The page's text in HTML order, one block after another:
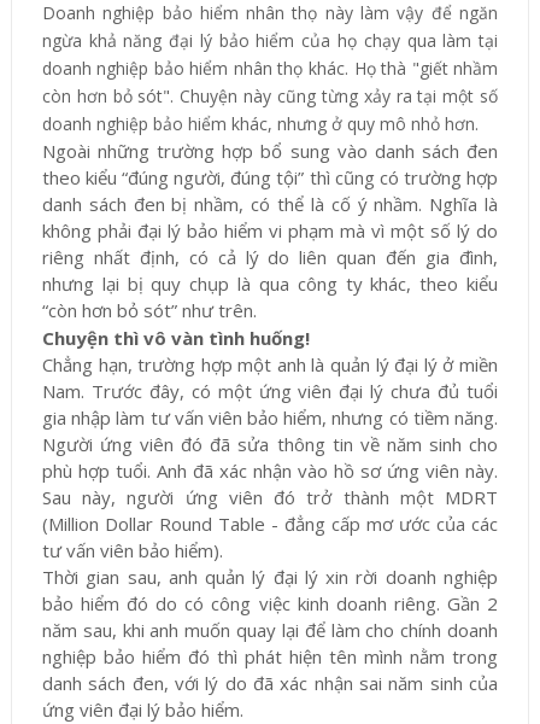
Doanh nghiệp bảo hiểm nhân thọ này làm vậy để ngăn
ngừa khả năng đại lý bảo hiểm của họ chạy qua làm tại
doanh nghiệp bảo hiểm nhân thọ khác. Họ thà "giết nhầm
còn hơn bỏ sót". Chuyện này cũng từng xảy ra tại một số
doanh nghiệp bảo hiểm khác, nhưng ở quy mô nhỏ hơn.
Ngoài những trường hợp bổ sung vào danh sách đen
theo kiểu “đúng người, đúng tội” thì cũng có trường hợp
danh sách đen bị nhầm, có thể là cố ý nhầm. Nghĩa là
không phải đại lý bảo hiểm vi phạm mà vì một số lý do
riêng nhất định, có cả lý do liên quan đến gia đình,
nhưng lại bị quy chụp là qua công ty khác, theo kiểu
“còn hơn bỏ sót” như trên.
Chuyện thì vô vàn tình huống!
Chẳng hạn, trường hợp một anh là quản lý đại lý ở miền
Nam. Trước đây, có một ứng viên đại lý chưa đủ tuổi
gia nhập làm tư vấn viên bảo hiểm, nhưng có tiềm năng.
Người ứng viên đó đã sửa thông tin về năm sinh cho
phù hợp tuổi. Anh đã xác nhận vào hồ sơ ứng viên này.
Sau này, người ứng viên đó trở thành một MDRT
(Million Dollar Round Table - đẳng cấp mơ ước của các
tư vấn viên bảo hiểm).
Thời gian sau, anh quản lý đại lý xin rời doanh nghiệp
bảo hiểm đó do có công việc kinh doanh riêng. Gần 2
năm sau, khi anh muốn quay lại để làm cho chính doanh
nghiệp bảo hiểm đó thì phát hiện tên mình nằm trong
danh sách đen, với lý do đã xác nhận sai năm sinh của
ứng viên đại lý bảo hiểm.